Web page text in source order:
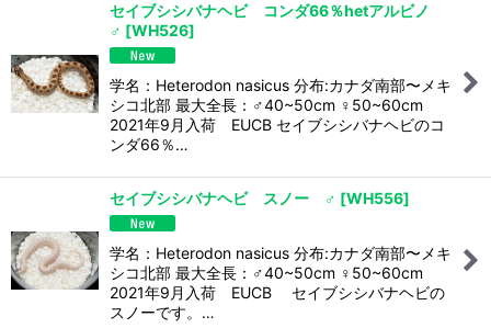
セイブシシバナヘビ コンダ66％hetアルビノ
♂ [WH526]
学名：Heterodon nasicus 分布:カナダ南部〜メキ
シコ北部 最大全長：♂40~50cm ♀50~60cm
2021年9月入荷 EUCB セイブシシバナヘビのコ
ンダ66％…
セイブシシバナヘビ スノー ♂ [WH556]
学名：Heterodon nasicus 分布:カナダ南部〜メキ
シコ北部 最大全長：♂40~50cm ♀50~60cm
2021年9月入荷 EUCB セイブシシバナヘビの
スノーです。…